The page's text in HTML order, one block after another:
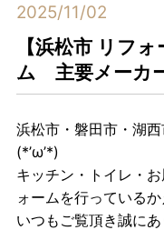
2025/11/02
【浜松市 リフ
ム 主要メーカ
浜松市・磐田市・湖
(*’ω’*)
キッチン・トイレ・
ォームを行っている
いつもご覧頂き誠に